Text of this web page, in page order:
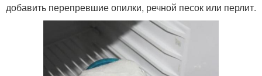
добавить перепревшие опилки, речной песок или перлит.